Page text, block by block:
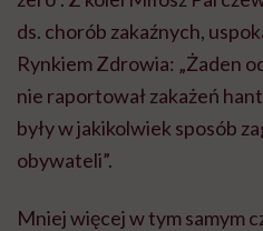
ds. chorób zakaźnych,
Rynkiem Zdrowia: „Żaden
nie raportował zakażeń
były w jakikolwiek sposób
obywateli”.
Mniej więcej w tym samym